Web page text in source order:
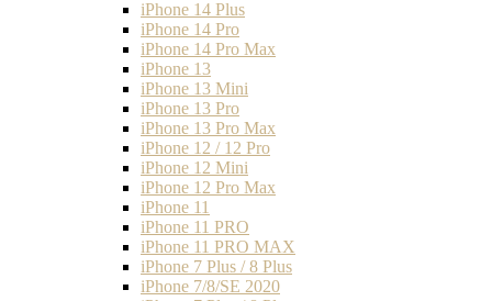
iPhone 14 Plus
iPhone 14 Pro
iPhone 14 Pro Max
iPhone 13
iPhone 13 Mini
iPhone 13 Pro
iPhone 13 Pro Max
iPhone 12 / 12 Pro
iPhone 12 Mini
iPhone 12 Pro Max
iPhone 11
iPhone 11 PRO
iPhone 11 PRO MAX
iPhone 7 Plus / 8 Plus
iPhone 7/8/SE 2020